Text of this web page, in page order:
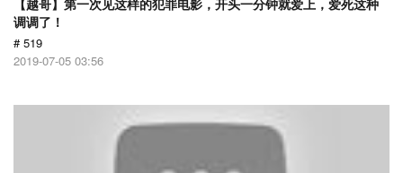
【越哥】第一次见这样的犯罪电影，开头一分钟就爱上，爱死这种
调调了！
# 519
2019-07-05 03:56